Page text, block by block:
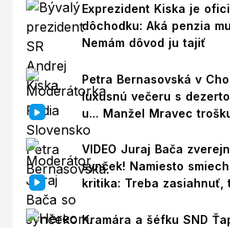
Exprezident Kiska je
dôchodku: Aká penzia
Nemám dôvod ju tajiť
Petra Bernasovská v
luxusnú večeru s
u... Manžel Mravec
VIDEO Juraj Bača
synček! Namiesto
kritika: Treba zasiahnuť,
Kramára a šéfku SND